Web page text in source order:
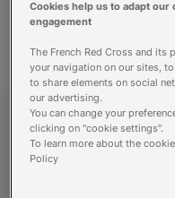
Croix-Rouge
Cookies help us to adapt
engagement
The French Red Cross and its
your navigation on our sites,
to share elements on social
our advertising.
You can change your
clicking on "cookie settings".
To learn more about the
Policy